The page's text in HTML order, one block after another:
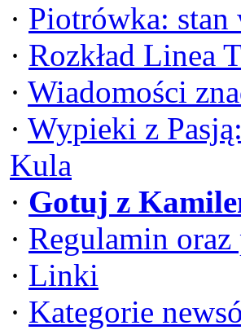
· Piotrówka: stan
· Rozkład Linea
· Wiadomości
· Wypieki z
Kula
· Gotuj z
· Regulamin oraz
· Linki
· Kategorie